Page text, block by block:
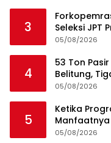
3
Seleksi JPT
dan
05/08/2026
4
53 Ton
Belitung,
Diburu
05/08/2026
5
Ketika
Manfaatnya
05/08/2026